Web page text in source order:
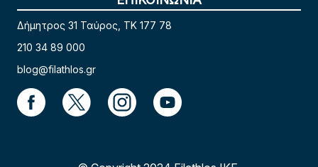
Δήμητρος 31 Ταύρος, TK 177 78
210 34 89 000
blog@filathlos.gr